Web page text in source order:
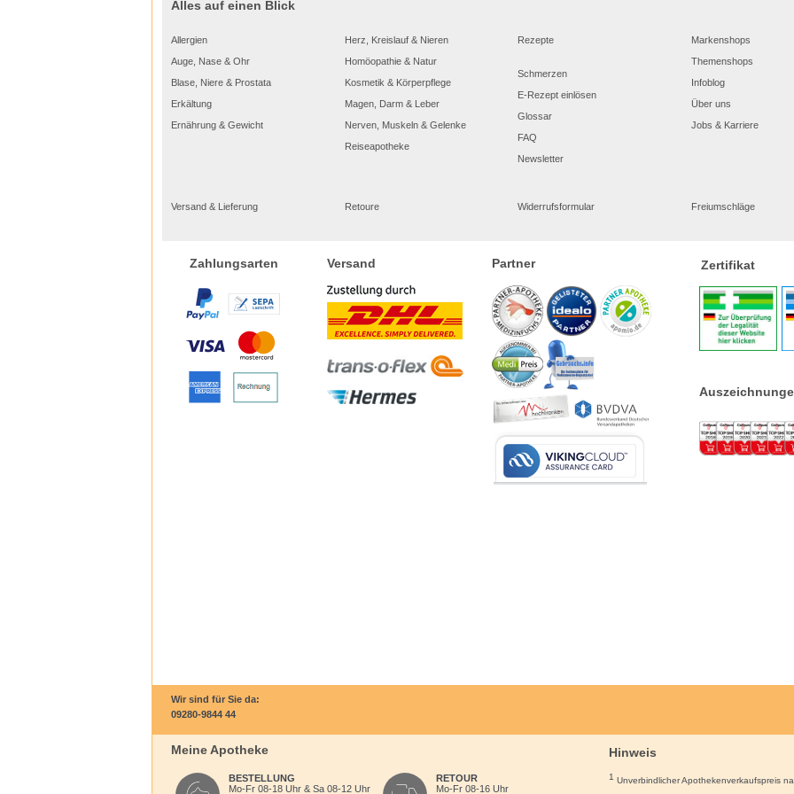
Alles auf einen Blick
Allergien
Auge, Nase & Ohr
Blase, Niere & Prostata
Erkältung
Ernährung & Gewicht
Herz, Kreislauf & Nieren
Homöopathie & Natur
Kosmetik & Körperpflege
Magen, Darm & Leber
Nerven, Muskeln & Gelenke
Reiseapotheke
Rezepte
Schmerzen
E-Rezept einlösen
Glossar
FAQ
Newsletter
Markenshops
Themenshops
Infoblog
Über uns
Jobs & Karriere
Versand & Lieferung Retoure Widerrufsformular Freiumschläge
Zahlungsarten Versand Partner Zertifikat
Wir sind für Sie da:
09280-9844 44
Meine Apotheke
BESTELLUNG
Mo-Fr 08-18 Uhr & Sa 08-12 Uhr
RETOUR
Mo-Fr 08-16 Uhr
Hinweis
1 Unverbindlicher Apothekenverkaufspreis